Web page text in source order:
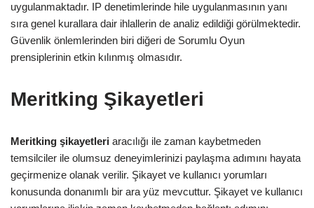
uygulanmaktadır. IP denetimlerinde hile uygulanmasının yanı
sıra genel kurallara dair ihlallerin de analiz edildiği görülmektedir.
Güvenlik önlemlerinden biri diğeri de Sorumlu Oyun
prensiplerinin etkin kılınmış olmasıdır.
Meritking Şikayetleri
Meritking şikayetleri aracılığı ile zaman kaybetmeden
temsilciler ile olumsuz deneyimlerinizi paylaşma adımını hayata
geçirmenize olanak verilir. Şikayet ve kullanıcı yorumları
konusunda donanımlı bir ara yüz mevcuttur. Şikayet ve kullanıcı